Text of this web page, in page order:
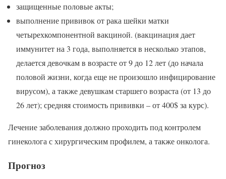
защищенные половые акты;
выполнение прививок от рака шейки матки
четырехкомпонентной вакциной. (вакцинация дает
иммунитет на 3 года, выполняется в несколько этапов,
делается девочкам в возрасте от 9 до 12 лет (до начала
половой жизни, когда еще не произошло инфицирование
вирусом), а также девушкам старшего возраста (от 13 до
26 лет); средняя стоимость прививки – от 400$ за курс).
Лечение заболевания должно проходить под контролем
гинеколога с хирургическим профилем, а также онколога.
Прогноз